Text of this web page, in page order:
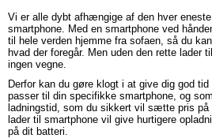
Vi er alle dybt afhængige af den hver
smartphone. Med en smartphone ved
til hele verden hjemme fra sofaen, så du
hvad der foregår. Men uden den rette lader
ingen vegne.
Derfor kan du gøre klogt i at give dig god
passer til din specifikke smartphone, og
ladningstid, som du sikkert vil sætte pris på
lader til smartphone vil give hurtigere
på dit batteri.